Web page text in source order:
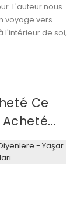
L'auteur nous
voyage vers
l'intérieur de soi,
Ce